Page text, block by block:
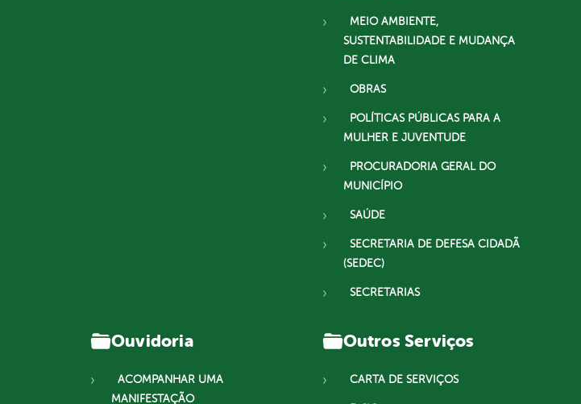
MEIO AMBIENTE,
SUSTENTABILIDADE E MUDANÇA
DE CLIMA
OBRAS
POLÍTICAS PÚBLICAS PARA A
MULHER E JUVENTUDE
PROCURADORIA GERAL DO
MUNICÍPIO
SAÚDE
SECRETARIA DE DEFESA CIDADÃ
(SEDEC)
SECRETARIAS
Ouvidoria
ACOMPANHAR UMA
MANIFESTAÇÃO
Outros Serviços
CARTA DE SERVIÇOS